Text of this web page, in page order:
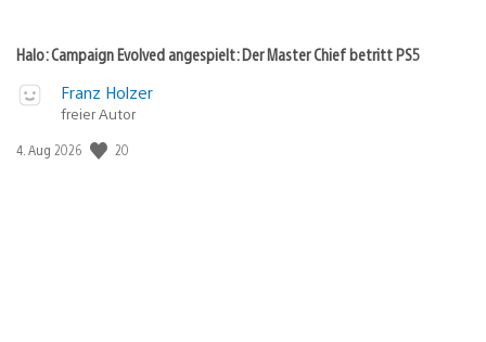
Halo: Campaign Evolved angespielt: Der Master Chief betritt PS5
Franz Holzer
freier Autor
Veröffentlichungsdatum:
4. Aug 2026 20